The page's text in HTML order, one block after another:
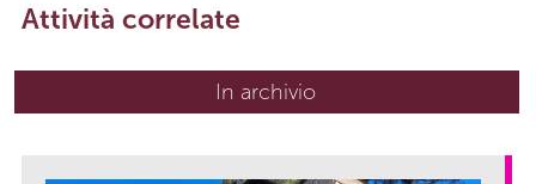
Attività correlate
In archivio